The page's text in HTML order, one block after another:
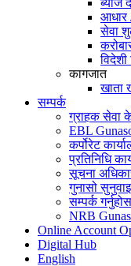
ब्याज
आधार
सेवा
विदेशी
कागजात
खाता
सम्पर्क
ग्राहक सेवा
EBL
कर्पोरेट
प्रतिनिधि
सूचना
गुनासो
सम्पर्क गर्नुहोस
NRB
Online Account
Digital Hub
English